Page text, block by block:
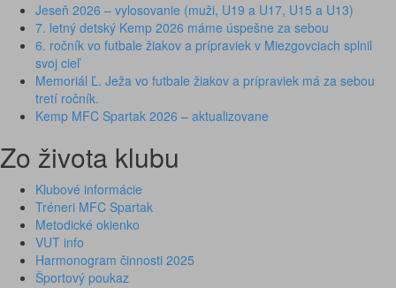
Jeseň 2026 – vylosovanie (muži, U19 a U17, U15 a U13)
7. letný detský Kemp 2026 máme úspešne za sebou
6. ročník vo futbale žiakov a prípraviek v Miezgovciach splnil
svoj cieľ
Memoriál Ľ. Ježa vo futbale žiakov a prípraviek má za sebou
tretí ročník.
Kemp MFC Spartak 2026 – aktualizovane
Zo života klubu
Klubové informácie
Tréneri MFC Spartak
Metodické okienko
VUT info
Harmonogram činnosti 2025
Športový poukaz